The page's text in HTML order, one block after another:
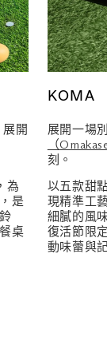
開
為
是
桌
KOMA
展開一場
（
刻。
以五款甜
現精準工
細膩的風
復活節限
動味蕾與